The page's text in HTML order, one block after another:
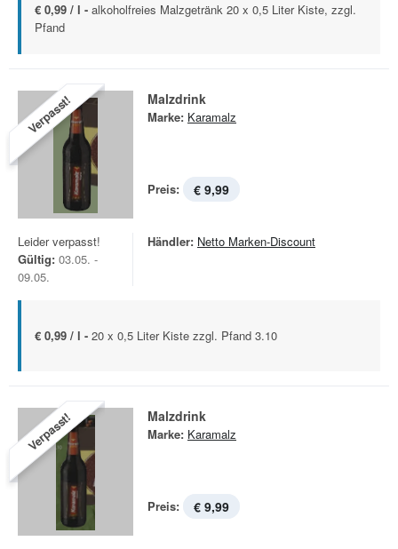
€ 0,99 / l - alkoholfreies Malzgetränk 20 x 0,5 Liter Kiste, zzgl.
Pfand
Verpasst! Malzdrink
Marke: Karamalz
Preis: € 9,99
Leider verpasst!
Gültig: 03.05. -
09.05.
Händler: Netto Marken-Discount
€ 0,99 / l - 20 x 0,5 Liter Kiste zzgl. Pfand 3.10
Verpasst! Malzdrink
Marke: Karamalz
Preis: € 9,99